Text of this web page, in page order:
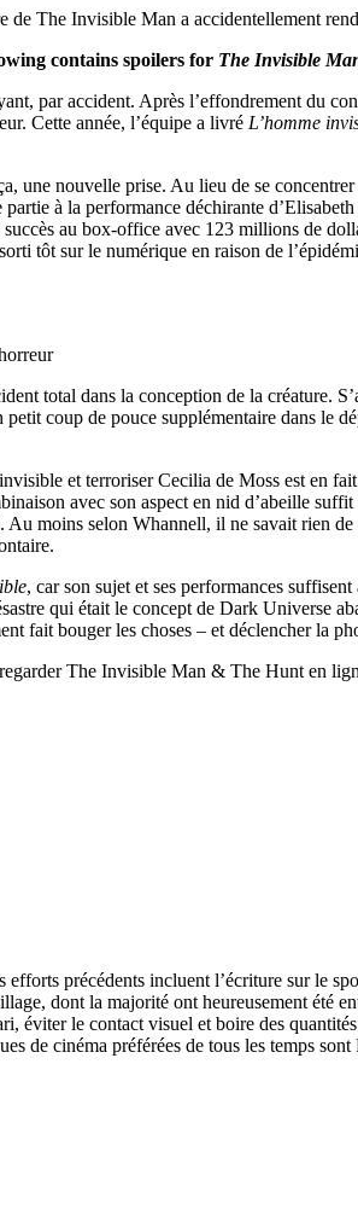
The Invisible Man a accidentellement
contains spoilers for The Invisible
par accident. Après l’effondrement du
Cette année, l’équipe a livré L’homme
une nouvelle prise. Au lieu de se
à la performance déchirante
au box-office avec 123 millions de
tôt sur le numérique en raison de
total dans la conception de la créature.
coup de pouce supplémentaire dans le
et terroriser Cecilia de Moss est en
avec son aspect en nid d’abeille
Au moins selon Whannell, il ne savait rien
, car son sujet et ses performances
qui était le concept de Dark Universe
fait bouger les choses – et déclencher la
The Invisible Man & The Hunt en
précédents incluent l’écriture sur le
dont la majorité ont heureusement été
éviter le contact visuel et boire des
de cinéma préférées de tous les temps